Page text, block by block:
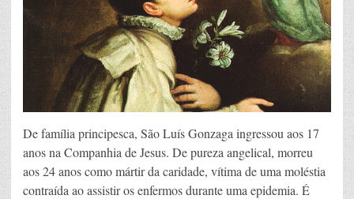
De família principesca, São Luís Gonzaga ingressou aos 17
anos na Companhia de Jesus. De pureza angelical, morreu
aos 24 anos como mártir da caridade, vítima de uma moléstia
contraída ao assistir os enfermos durante uma epidemia. É